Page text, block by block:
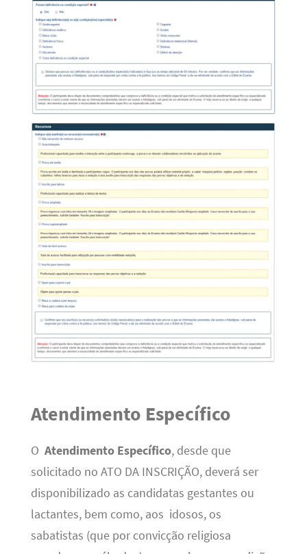
Atendimento Específico
O Atendimento Específico, desde que
solicitado no ATO DA INSCRIÇÃO, deverá ser
disponibilizado as candidatas gestantes ou
lactantes, bem como, aos idosos, os
sabatistas (que por convicção religiosa